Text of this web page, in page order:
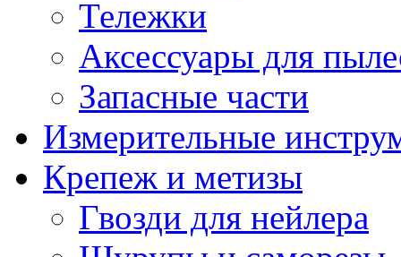
Тележки
Аксессуары для
Запасные части
Измерительные
Крепеж и метизы
Гвозди для нейлера